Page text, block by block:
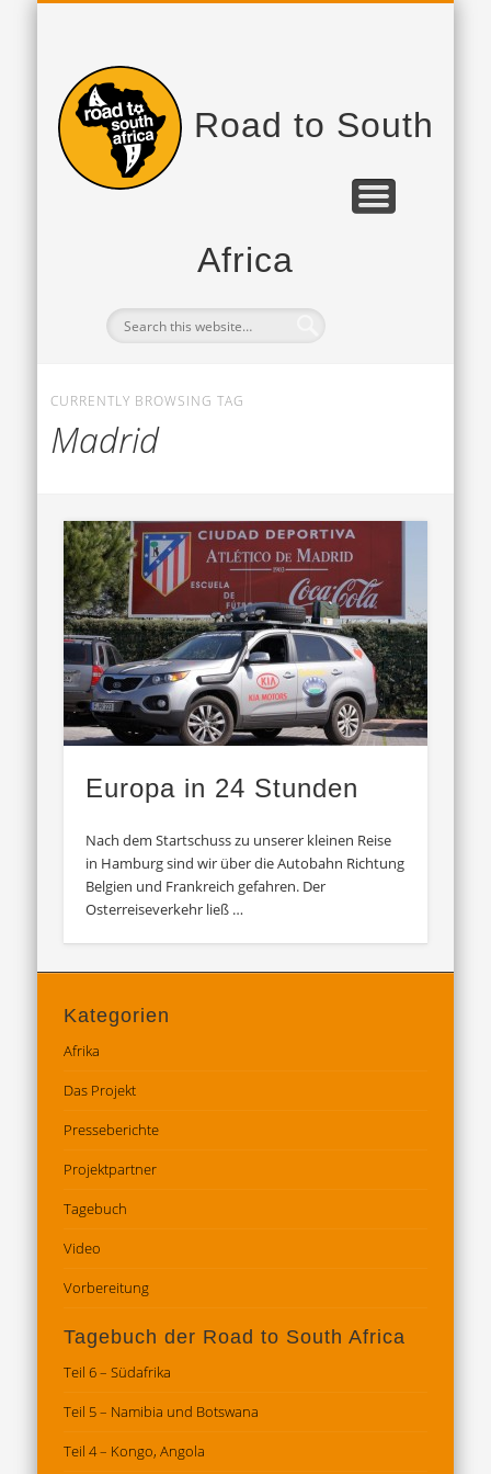
Road to South
Africa
CURRENTLY BROWSING TAG
Madrid
Europa in 24 Stunden
Nach dem Startschuss zu unserer kleinen Reise
in Hamburg sind wir über die Autobahn Richtung
Belgien und Frankreich gefahren. Der
Osterreiseverkehr ließ …
Kategorien
Afrika
Das Projekt
Presseberichte
Projektpartner
Tagebuch
Video
Vorbereitung
Tagebuch der Road to South Africa
Teil 6 – Südafrika
Teil 5 – Namibia und Botswana
Teil 4 – Kongo, Angola